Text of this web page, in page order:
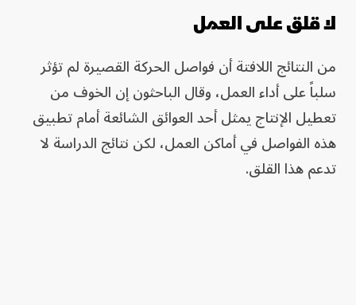
لا قلق على العمل
من النتائج اللافتة أن فواصل الحركة القصيرة لم تؤثر
سلباً على أداء العمل، وقال الباحثون إن الخوف من
تعطيل الإنتاج يمثل أحد العوائق الشائعة أمام تطبيق
هذه الفواصل في أماكن العمل، لكن نتائج الدراسة لا
تدعم هذا القلق.